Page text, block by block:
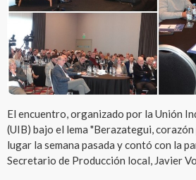
El encuentro, organizado por la Unión
(UIB) bajo el lema "Berazategui,
lugar la semana pasada y contó con la
Secretario de Producción local, Javier